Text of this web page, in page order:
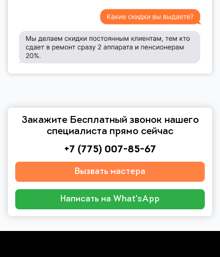
Закажите Бесплатный звонок нашего
специалиста прямо сейчас
+7 (775) 007-85-67
Вызвать мастера
Написать на What'sApp